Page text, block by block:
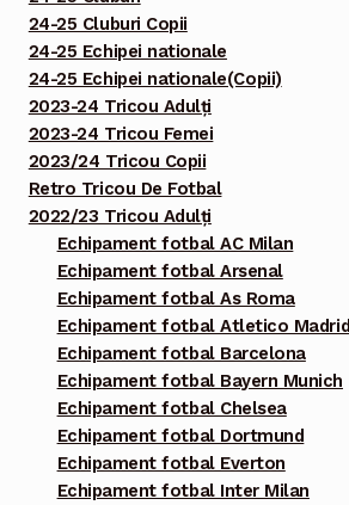
24-25 Cluburi Copii
24-25 Echipei nationale
24-25 Echipei nationale(Copii)
2023-24 Tricou Adulți
2023-24 Tricou Femei
2023/24 Tricou Copii
Retro Tricou De Fotbal
2022/23 Tricou Adulți
Echipament fotbal AC Milan
Echipament fotbal Arsenal
Echipament fotbal As Roma
Echipament fotbal Atletico Madrid
Echipament fotbal Barcelona
Echipament fotbal Bayern Munich
Echipament fotbal Chelsea
Echipament fotbal Dortmund
Echipament fotbal Everton
Echipament fotbal Inter Milan